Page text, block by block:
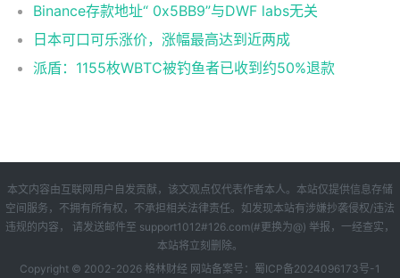
Binance存款地址“ 0x5BB9”与DWF labs无关
日本可口可乐涨价，涨幅最高达到近两成
派盾：1155枚WBTC被钓鱼者已收到约50%退款
本文内容由互联网用户自发贡献，该文观点仅代表作者本人。本站仅提供信息存储
空间服务，不拥有所有权，不承担相关法律责任。如发现本站有涉嫌抄袭侵权/违法
违规的内容， 请发送邮件至 support1012#126.com(#更换为@) 举报，一经查实，
本站将立刻删除。
Copyright © 2002-2026 格林财经 网站备案号： 蜀ICP备2024096173号-1